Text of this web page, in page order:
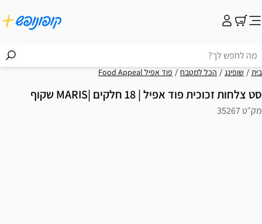
בית שופינג הכל למטבח פוד אפיל Food Appeal
סט צלחות זכוכית פוד אפיל | 18 חלקים |MARIS שקוף
מק״ט 35267